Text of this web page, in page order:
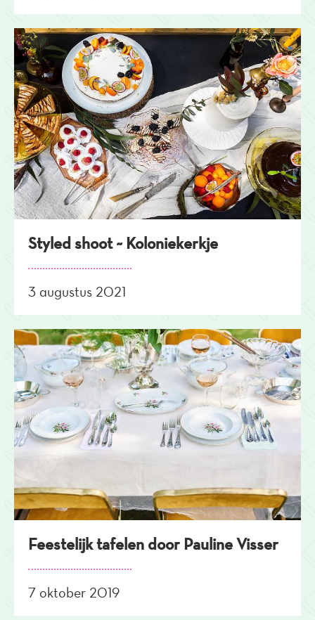
Styled shoot ~ Koloniekerkje
3 augustus 2021
Feestelijk tafelen door Pauline Visser
7 oktober 2019